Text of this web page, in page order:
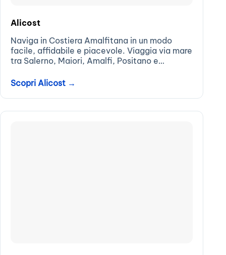
Alicost
Naviga in Costiera Amalfitana in un modo
facile, affidabile e piacevole. Viaggia via mare
tra Salerno, Maiori, Amalfi, Positano e
Scopri Alicost →